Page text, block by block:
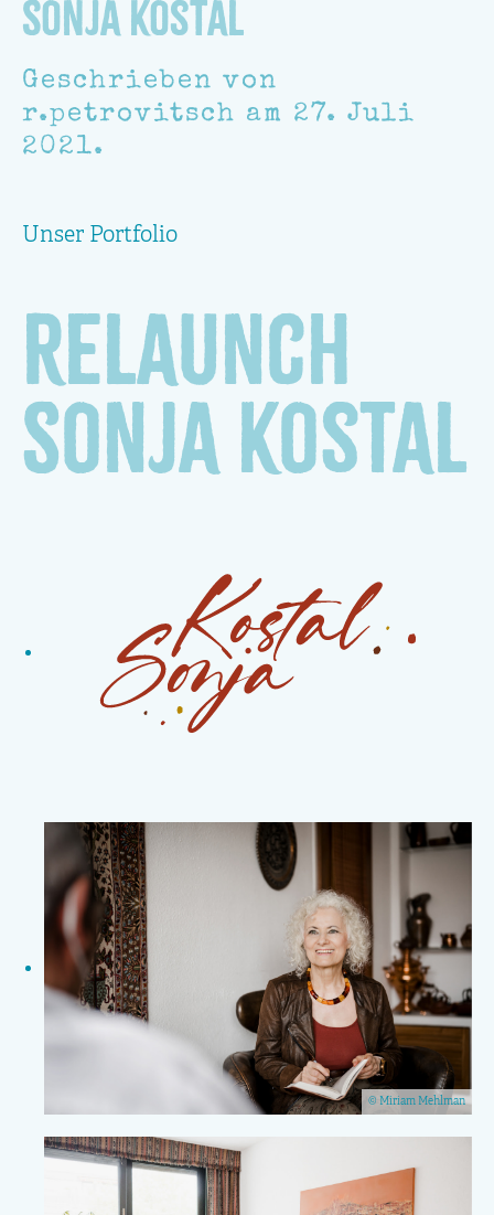
Sonja Kostal
Geschrieben von
r.petrovitsch am 27. Juli
2021.
Unser Portfolio
Relaunch
Sonja Kostal
© Miriam Mehlman